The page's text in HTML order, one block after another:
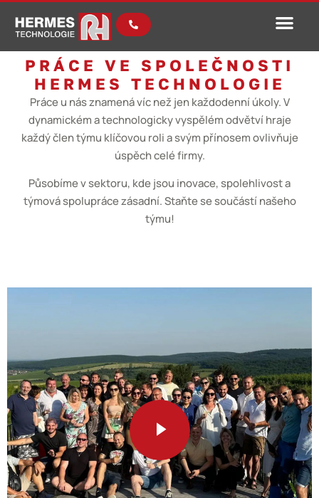
PRÁCE VE SPOLEČNOSTI
HERMES TECHNOLOGIE
Práce u nás znamená víc než jen každodenní úkoly. V
dynamickém a technologicky vyspělém odvětví hraje
každý člen týmu klíčovou roli a svým přínosem ovlivňuje
úspěch celé firmy.
Působíme v sektoru, kde jsou inovace, spolehlivost a
týmová spolupráce zásadní. Staňte se součástí našeho
týmu!